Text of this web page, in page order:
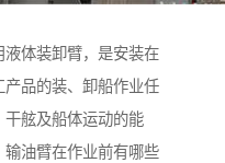
体装卸臂，是安装在
品的装、卸船作业任
干舷及船体运动的能
油臂在作业前有哪些